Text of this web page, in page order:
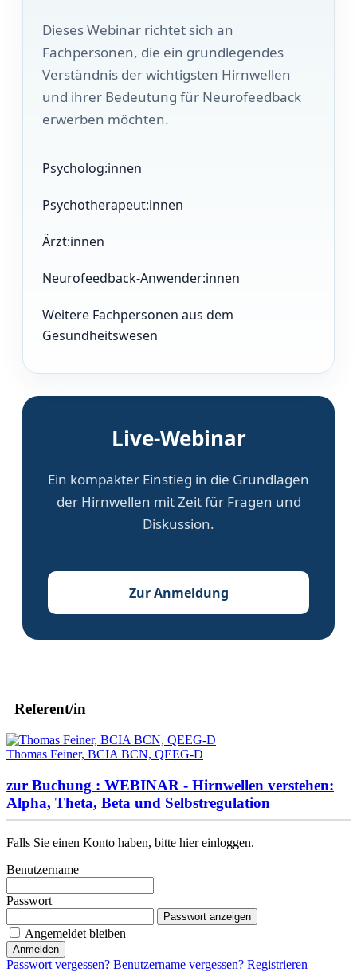
Dieses Webinar richtet sich an
Fachpersonen, die ein grundlegendes
Verständnis der wichtigsten Hirnwellen
und ihrer Bedeutung für Neurofeedback
erwerben möchten.
Psycholog:innen
Psychotherapeut:innen
Ärzt:innen
Neurofeedback-Anwender:innen
Weitere Fachpersonen aus dem
Gesundheitswesen
Live-Webinar
Ein kompakter Einstieg in die Grundlagen
der Hirnwellen mit Zeit für Fragen und
Diskussion.
Zur Anmeldung
Referent/in
Thomas Feiner, BCIA BCN, QEEG-D
zur Buchung : WEBINAR - Hirnwellen verstehen:
Alpha, Theta, Beta und Selbstregulation
Falls Sie einen Konto haben, bitte hier einloggen.
Benutzername
Passwort
Passwort anzeigen
Angemeldet bleiben
Anmelden
Passwort vergessen? Benutzername vergessen? Registrieren